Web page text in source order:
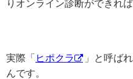
りオンライン診断ができれ
実際「 ヒポクラ
」と呼ば
んです。